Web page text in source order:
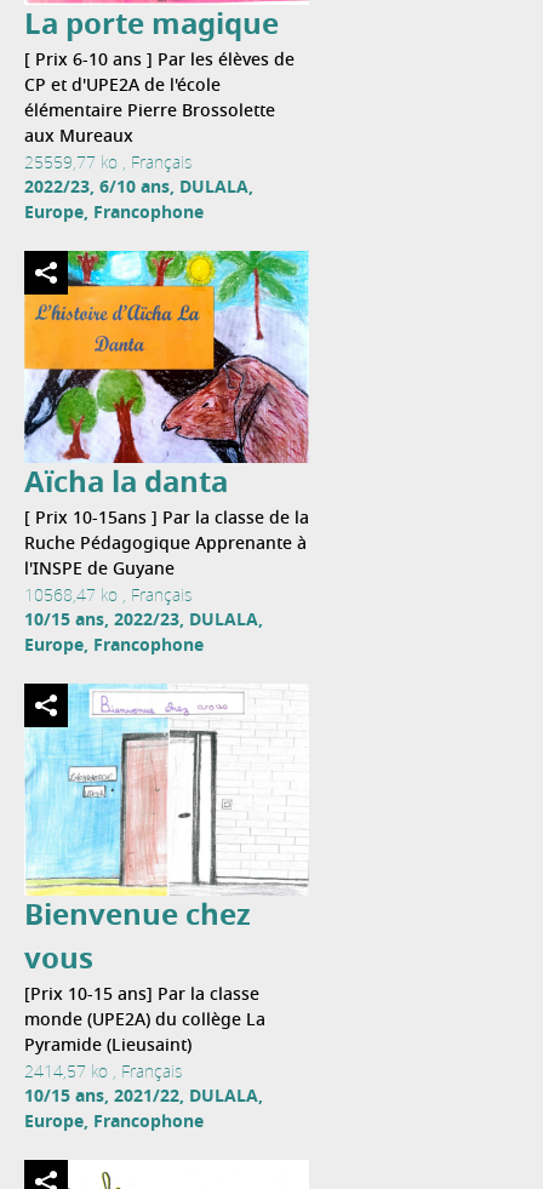
La porte magique
[ Prix 6-10 ans ] Par les élèves de
CP et d'UPE2A de l'école
élémentaire Pierre Brossolette
aux Mureaux
25559,77 ko , Français
2022/23, 6/10 ans, DULALA,
Europe, Francophone
Aïcha la danta
[ Prix 10-15ans ] Par la classe de la
Ruche Pédagogique Apprenante à
l'INSPE de Guyane
10568,47 ko , Français
10/15 ans, 2022/23, DULALA,
Europe, Francophone
Bienvenue chez
vous
[Prix 10-15 ans] Par la classe
monde (UPE2A) du collège La
Pyramide (Lieusaint)
2414,57 ko , Français
10/15 ans, 2021/22, DULALA,
Europe, Francophone